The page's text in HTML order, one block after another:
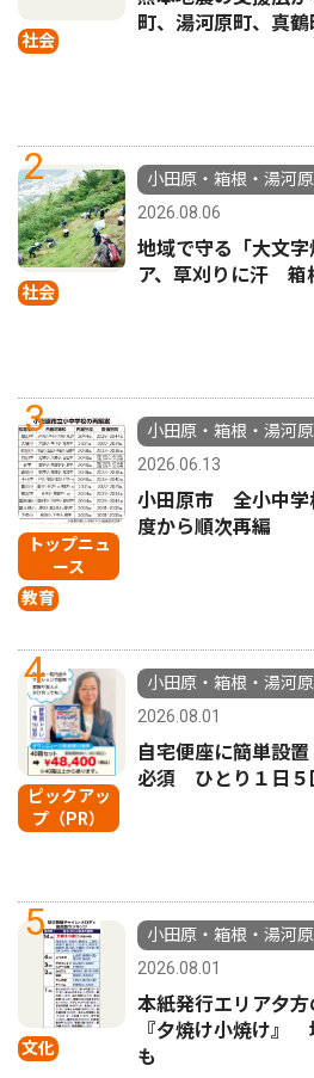
社会
町、湯河原町、真
2
社会
小田原・箱根・湯河
2026.08.06
地域で守る「大文
ア、草刈りに汗 箱
3
トップニュ
ース
教育
小田原・箱根・湯河
2026.06.13
小田原市 全小中
度から順次再編
4
ピックアッ
プ（PR）
小田原・箱根・湯河
2026.08.01
自宅便座に簡単設
必須 ひとり１日５
5
文化
小田原・箱根・湯河
2026.08.01
本紙発行エリア夕
『夕焼け小焼け』
も